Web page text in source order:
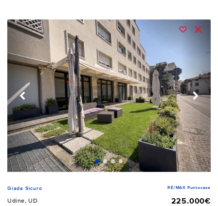
Giada Sicuro RE/MAX Puntocase
Udine, UD 225.000€